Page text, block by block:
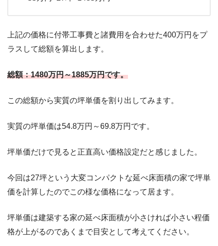
上記の価格に付帯工事費と諸費用を合わせた400万円をプ
ラスして総額を算出します。
総額：1480万円～1885万円です。
この総額から実質の坪単価を割り出してみます。
実質の坪単価は54.8万円～69.8万円です。
坪単価だけで見ると正直高い価格設定だと感じました。
今回は27坪という大変コンパクトな延べ床面積の家で坪単
価を計算したのでこの様な価格になって居ます。
坪単価は建築する家の延べ床面積が小さければ小さい程価
格が上がるのであくまで目安として考えてください。